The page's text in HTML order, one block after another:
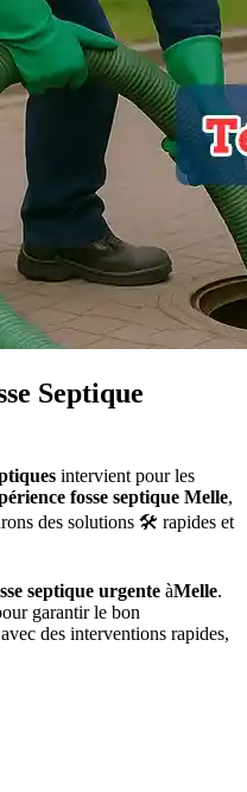
Septique
intervient pour les
fosse septique Melle,
des solutions 🛠️ rapides et
septique urgente àMelle.
garantir le bon
des interventions rapides,